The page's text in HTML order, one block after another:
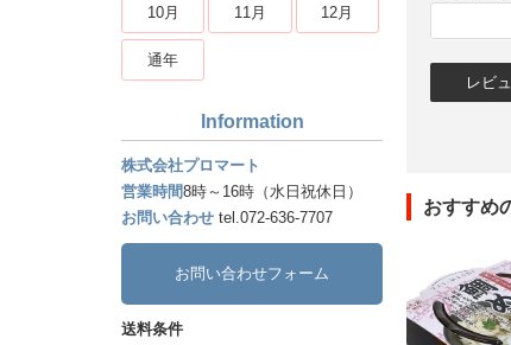
おすすめ
10月 11月 12月
通年
Information
株式会社プロマート
営業時間8時～16時（水日祝休日）
お問い合わせ tel.072-636-7707
お問い合わせフォーム
送料条件